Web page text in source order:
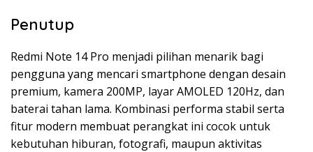
Penutup
Redmi Note 14 Pro menjadi pilihan menarik bagi
pengguna yang mencari smartphone dengan desain
premium, kamera 200MP, layar AMOLED 120Hz, dan
baterai tahan lama. Kombinasi performa stabil serta
fitur modern membuat perangkat ini cocok untuk
kebutuhan hiburan, fotografi, maupun aktivitas